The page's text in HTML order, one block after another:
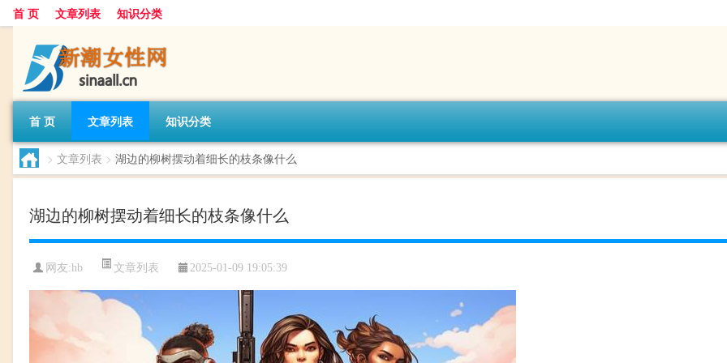
首 页 文章列表 知识分类
首 页 文章列表 知识分类
> 文章列表 > 湖边的柳树摆动着细长的枝条像什么
湖边的柳树摆动着细长的枝条像什么
网友:hb 文章列表 2025-01-09 19:05:39